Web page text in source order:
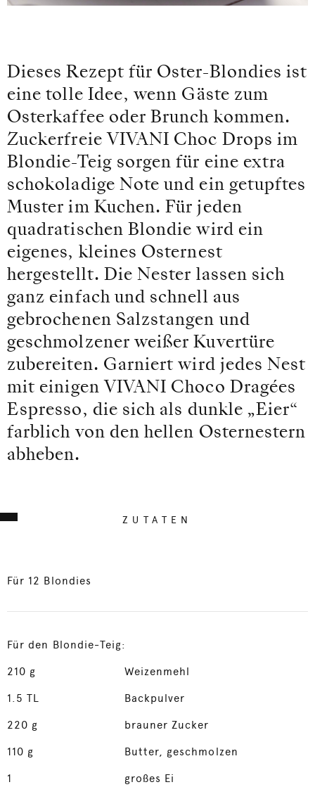
Dieses Rezept für Oster-Blondies ist
eine tolle Idee, wenn Gäste zum
Osterkaffee oder Brunch kommen.
Zuckerfreie VIVANI Choc Drops im
Blondie-Teig sorgen für eine extra
schokoladige Note und ein getupftes
Muster im Kuchen. Für jeden
quadratischen Blondie wird ein
eigenes, kleines Osternest
hergestellt. Die Nester lassen sich
ganz einfach und schnell aus
gebrochenen Salzstangen und
geschmolzener weißer Kuvertüre
zubereiten. Garniert wird jedes Nest
mit einigen VIVANI Choco Dragées
Espresso, die sich als dunkle „Eier“
farblich von den hellen Osternestern
abheben.
ZUTATEN
Für 12 Blondies
Für den Blondie-Teig:
210 g Weizenmehl
1.5TL Backpulver
220 g brauner Zucker
110 g Butter, geschmolzen
1 großes Ei